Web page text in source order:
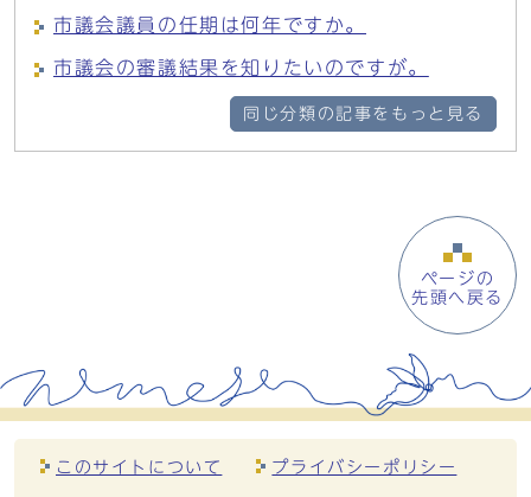
市議会議員の任期は何年ですか。
市議会の審議結果を知りたいのですが。
同じ分類の記事をもっと見る
ページの
先頭へ戻る
このサイトについて プライバシーポリシー